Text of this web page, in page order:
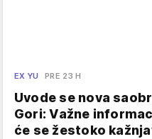
EX YU PRE 23 H
Uvode se nova
Gori: Važne
će se žestoko